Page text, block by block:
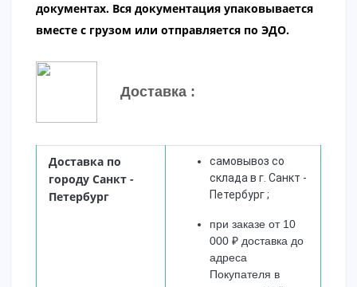
документах. Вся документация упаковывается
вместе с грузом или отправляется по ЭДО.
Доставка :
Доставка по
городу Санкт -
Петербург
самовывоз со
склада в г. Санкт -
Петербург ;
при заказе от 10
000 ₽ доставка до
адреса
Покупателя в